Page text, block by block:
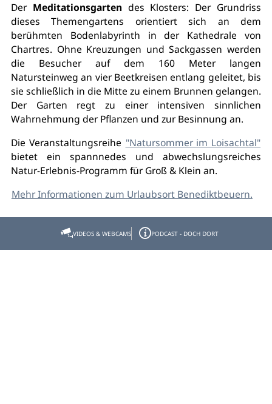
Der Meditationsgarten des Klosters: Der Grundriss
dieses Themengartens orientiert sich an dem
berühmten Bodenlabyrinth in der Kathedrale von
Chartres. Ohne Kreuzungen und Sackgassen werden
die Besucher auf dem 160 Meter langen
Natursteinweg an vier Beetkreisen entlang geleitet, bis
sie schließlich in die Mitte zu einem Brunnen gelangen.
Der Garten regt zu einer intensiven sinnlichen
Wahrnehmung der Pflanzen und zur Besinnung an.
Die Veranstaltungsreihe "Natursommer im Loisachtal"
bietet ein spannnedes und abwechslungsreiches
Natur-Erlebnis-Programm für Groß & Klein an.
Mehr Informationen zum Urlaubsort Benediktbeuern.
VIDEOS & WEBCAMS PODCAST - DOCH DORT